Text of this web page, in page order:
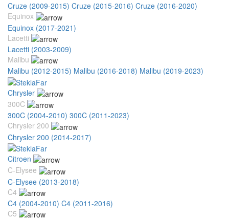
Cruze (2009-2015) Cruze (2015-2016) Cruze (2016-2020)
Equinox
Equinox (2017-2021)
Lacetti
Lacetti (2003-2009)
Malibu
Malibu (2012-2015) Malibu (2016-2018) Malibu (2019-2023)
Chrysler
300C
300C (2004-2010) 300C (2011-2023)
Chrysler 200
Chrysler 200 (2014-2017)
Citroen
C-Elysee
C-Elysee (2013-2018)
C4
C4 (2004-2010) C4 (2011-2016)
C5